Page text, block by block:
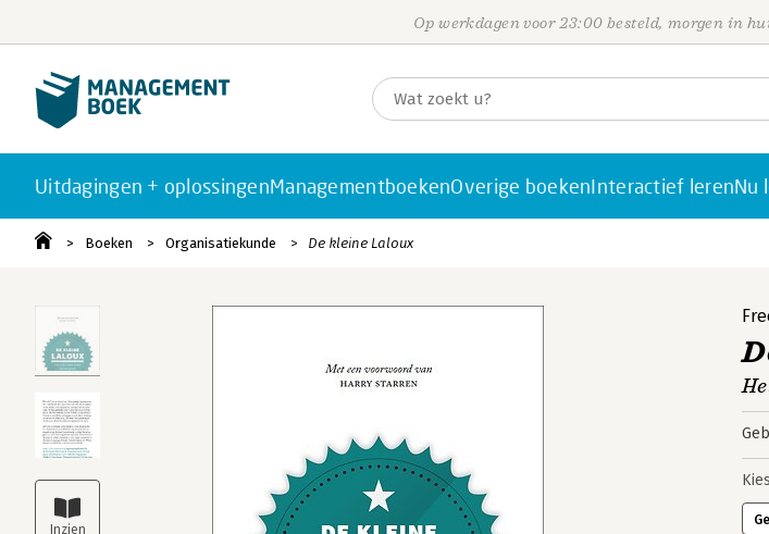
Op werkdagen voor 23:00 besteld, morgen in
Uitdagingen + oplossingenManagementboekenOverige boekenInteractief lerenNu
Boeken Organisatiekunde De kleine Laloux